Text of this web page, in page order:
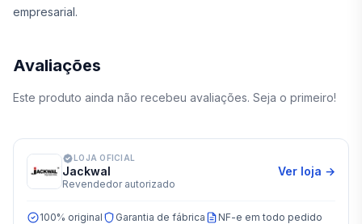
empresarial.
Avaliações
Este produto ainda não recebeu avaliações. Seja o primeiro!
LOJA OFICIAL
Jackwal
Revendedor autorizado
Ver loja →
100% original Garantia de fábrica NF-e em todo pedido